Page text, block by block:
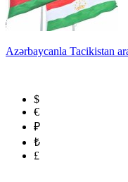
Azərbaycanla Tacikistan
$
€
₽
₺
£